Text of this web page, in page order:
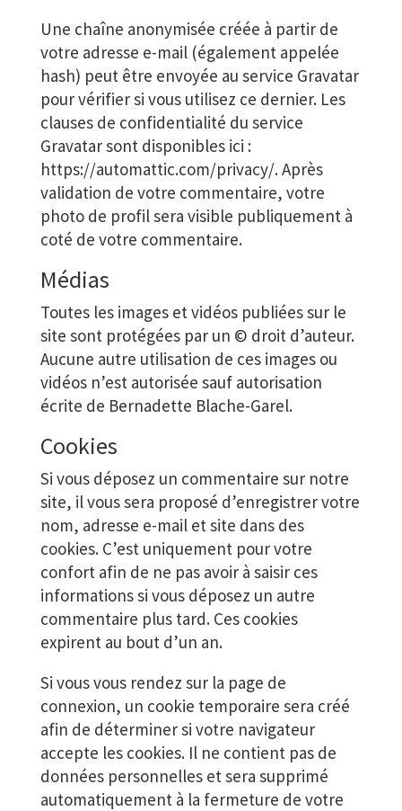
Une chaîne anonymisée créée à partir de
votre adresse e-mail (également appelée
hash) peut être envoyée au service Gravatar
pour vérifier si vous utilisez ce dernier. Les
clauses de confidentialité du service
Gravatar sont disponibles ici :
https://automattic.com/privacy/. Après
validation de votre commentaire, votre
photo de profil sera visible publiquement à
coté de votre commentaire.
Médias
Toutes les images et vidéos publiées sur le
site sont protégées par un © droit d’auteur.
Aucune autre utilisation de ces images ou
vidéos n’est autorisée sauf autorisation
écrite de Bernadette Blache-Garel.
Cookies
Si vous déposez un commentaire sur notre
site, il vous sera proposé d’enregistrer votre
nom, adresse e-mail et site dans des
cookies. C’est uniquement pour votre
confort afin de ne pas avoir à saisir ces
informations si vous déposez un autre
commentaire plus tard. Ces cookies
expirent au bout d’un an.
Si vous vous rendez sur la page de
connexion, un cookie temporaire sera créé
afin de déterminer si votre navigateur
accepte les cookies. Il ne contient pas de
données personnelles et sera supprimé
automatiquement à la fermeture de votre